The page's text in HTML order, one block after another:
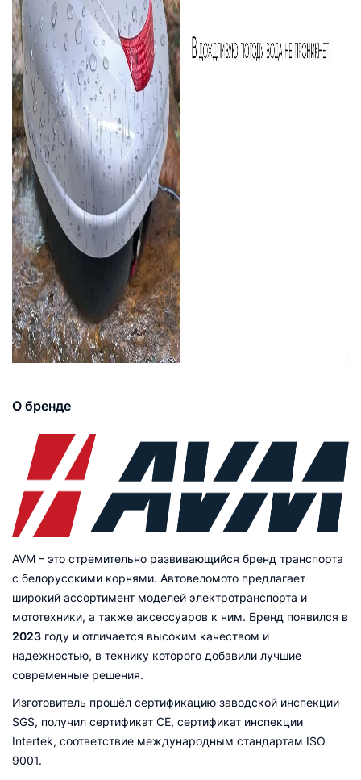
О бренде
AVM – это стремительно развивающийся бренд транспорта
с белорусскими корнями. Автовеломото предлагает
широкий ассортимент моделей электротранспорта и
мототехники, а также аксессуаров к ним. Бренд появился в
2023 году и отличается высоким качеством и
надежностью, в технику которого добавили лучшие
современные решения.
Изготовитель прошёл сертификацию заводской инспекции
SGS, получил сертификат CE, сертификат инспекции
Intertek, соответствие международным стандартам ISO
9001.